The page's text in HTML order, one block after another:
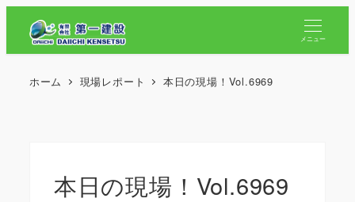
メニュー
ホーム 現場レポート 本日の現場！Vol.6969
本日の現場！Vol.6969